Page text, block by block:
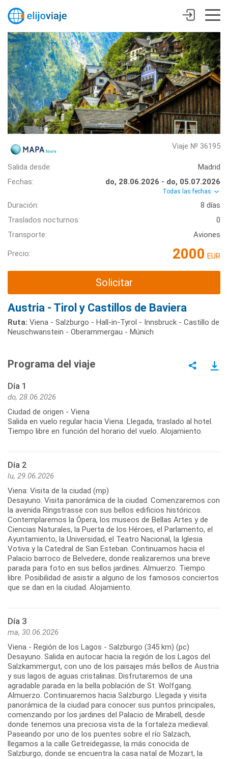
Viaje № 36195
Salida desde:
Madrid
Fechas:
do, 28.06.2026 - do, 05.07.2026
Todas las fechas
Duración:
8 días
Traslados nocturnos:
0
Transporte:
Aviones
Precio: 2000 EUR
Solicitar
Austria - Tirol y Castillos de Baviera
Ruta: Viena - Salzburgo - Hall-in-Tyrol - Innsbruck - Castillo de
Neuschwanstein - Oberammergau - Múnich
Programa del viaje
Día 1
do, 28.06.2026
Ciudad de origen - Viena
Salida en vuelo regular hacia Viena. Llegada, traslado al hotel.
Tiempo libre en función del horario del vuelo. Alojamiento.
Día 2
lu, 29.06.2026
Viena: Visita de la ciudad (mp)
Desayuno. Visita panorámica de la ciudad. Comenzaremos con
la avenida Ringstrasse con sus bellos edificios históricos.
Contemplaremos la Ópera, los museos de Bellas Artes y de
Ciencias Naturales, la Puerta de los Héroes, el Parlamento, el
Ayuntamiento, la Universidad, el Teatro Nacional, la Iglesia
Votiva y la Catedral de San Esteban. Continuamos hacia el
Palacio barroco de Belvedere, donde realizaremos una breve
parada para foto en sus bellos jardines. Almuerzo. Tiempo
libre. Posibilidad de asistir a alguno de los famosos conciertos
Día 3
ma, 30.06.2026
Viena - Región de los Lagos - Salzburgo (345 km) (pc)
Desayuno. Salida en autocar hacia la región de los Lagos del
Salzkammergut, con uno de los paisajes más bellos de Austria
y sus lagos de aguas cristalinas. Disfrutaremos de una
agradable parada en la bella población de St. Wolfgang.
Almuerzo. Continuaremos hacia Salzburgo. Llegada y visita
panorámica de la ciudad para conocer sus puntos principales,
comenzando por los jardines del Palacio de Mirabell, desde
donde tenemos una preciosa vista de la fortaleza medieval.
Paseando por uno de los puentes sobre el río Salzach,
llegamos a la calle Getreidegasse, la más conocida de
Salzburgo, donde se encuentra la casa natal de Mozart, la